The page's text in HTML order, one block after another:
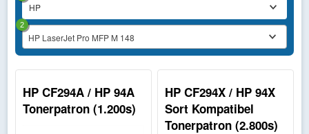
HP LaserJet Pro MFP M 148
2
HP CF294A / HP 94A
Tonerpatron (1.200s)
HP CF294X / HP 94X
Sort Kompatibel
Tonerpatron (2.800s)